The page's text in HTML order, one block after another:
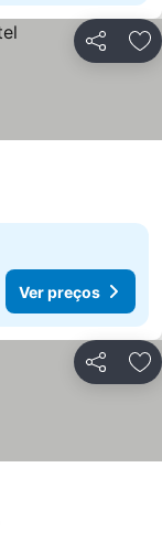
Partilhar
Ver preços
Partilhar